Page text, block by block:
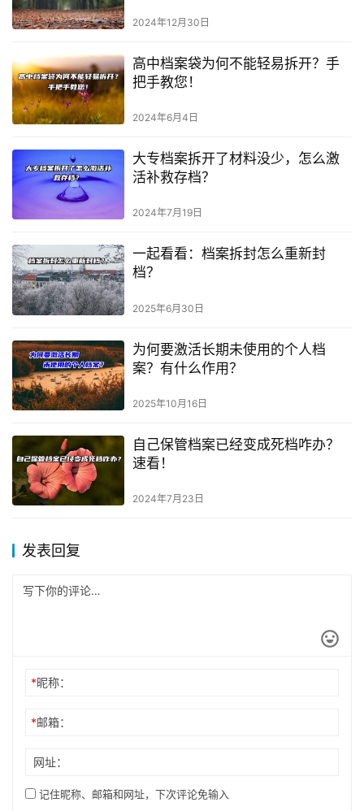
2024年12月30日
高中档案袋为何不能轻易拆开？手
把手教您！
2024年6月4日
大专档案拆开了材料没少，怎么激
活补救存档？
2024年7月19日
一起看看：档案拆封怎么重新封
档？
2025年6月30日
为何要激活长期未使用的个人档
案？有什么作用？
2025年10月16日
自己保管档案已经变成死档咋办？
速看！
2024年7月23日
发表回复
*昵称：
*邮箱：
网址：
记住昵称、邮箱和网址，下次评论免输入